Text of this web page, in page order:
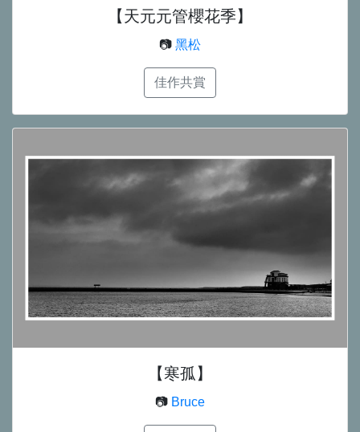
【天元元管櫻花季】
📷 黑松
佳作共賞
【寒孤】
📷 Bruce